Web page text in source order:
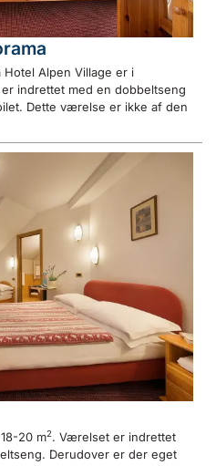
Alpen Village er i
indrettet med en dobbeltseng
Dette værelse er ikke af den
20 m2. Værelset er indrettet
Derudover er der eget